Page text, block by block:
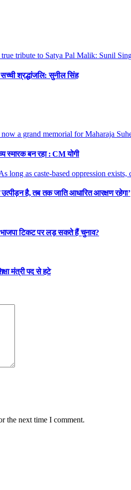
श्रद्धांजलि: सुनील सिंह
स्मारक बन रहा : CM योगी
है, तब तक जाति आधारित आरक्षण रहेगा’
भाजपा टिकट पर लड़ सकते हैं चुनाव?
मंत्री पद से हटे
the next time I comment.